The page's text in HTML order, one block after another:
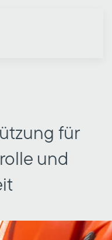
für
und